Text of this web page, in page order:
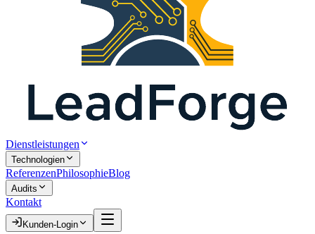
Dienstleistungen
Technologien
ReferenzenPhilosophieBlog
Audits
Kontakt
Kunden-Login